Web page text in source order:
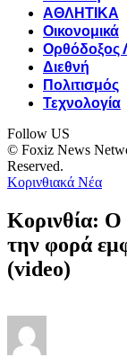
ΑΘΛΗΤΙΚΑ
Οικονομικά
Ορθόδοξος
Διεθνή
Πολιτισμός
Τεχνολογία
Follow US
© Foxiz News
Reserved.
Κορινθιακά Νέα
Κορινθία: Ο
την φορά
(video)